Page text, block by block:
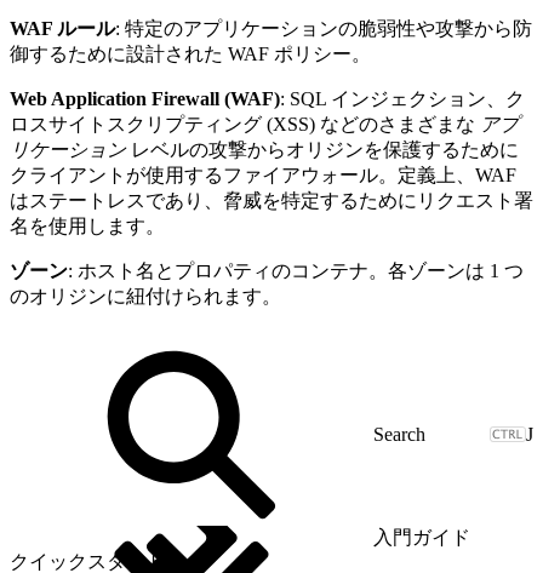
WAF ルール: 特定のアプリケーションの脆弱性や攻撃から防
御するために設計された WAF ポリシー。
Web Application Firewall (WAF): SQL インジェクション、ク
ロスサイトスクリプティング (XSS) などのさまざまな アプ
リケーションレベルの攻撃からオリジンを保護するために
クライアントが使用するファイアウォール。定義上、WAF
はステートレスであり、脅威を特定するためにリクエスト署
名を使用します。
ゾーン: ホスト名とプロパティのコンテナ。各ゾーンは 1 つ
のオリジンに紐付けられます。
J
入門ガイド
クイックスタート